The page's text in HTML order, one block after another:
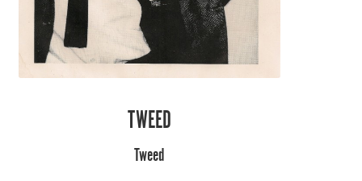
TWEED
Tweed